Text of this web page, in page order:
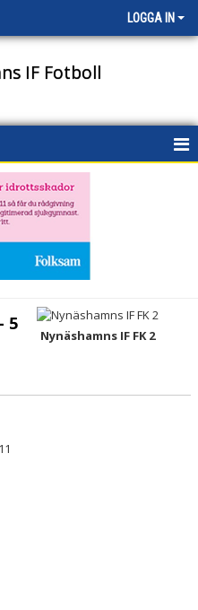
LOGGA IN
IF Fotboll
5
Nynäshamns IF FK 2